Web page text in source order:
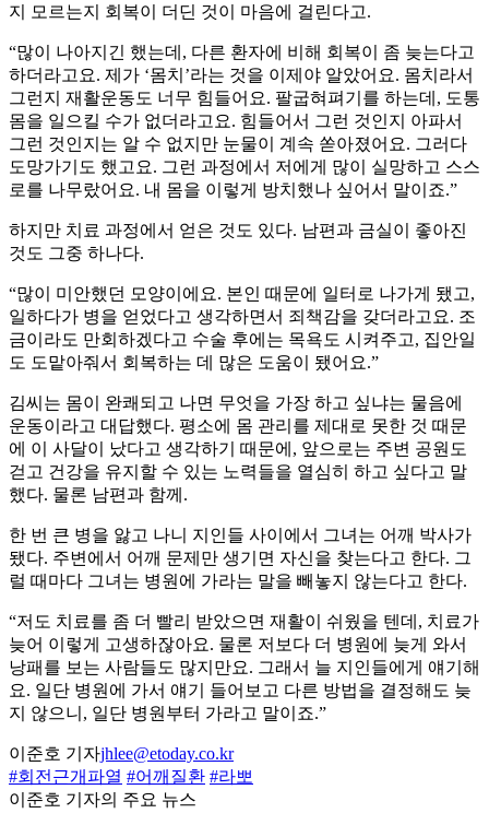
지 모르는지 회복이 더딘 것이 마음에 걸린다고.
“많이 나아지긴 했는데, 다른 환자에 비해 회복이 좀 늦는다고
하더라고요. 제가 ‘몸치’라는 것을 이제야 알았어요. 몸치라서
그런지 재활운동도 너무 힘들어요. 팔굽혀펴기를 하는데, 도통
몸을 일으킬 수가 없더라고요. 힘들어서 그런 것인지 아파서
그런 것인지는 알 수 없지만 눈물이 계속 쏟아졌어요. 그러다
도망가기도 했고요. 그런 과정에서 저에게 많이 실망하고 스스
로를 나무랐어요. 내 몸을 이렇게 방치했나 싶어서 말이죠.”
하지만 치료 과정에서 얻은 것도 있다. 남편과 금실이 좋아진
것도 그중 하나다.
“많이 미안했던 모양이에요. 본인 때문에 일터로 나가게 됐고,
일하다가 병을 얻었다고 생각하면서 죄책감을 갖더라고요. 조
금이라도 만회하겠다고 수술 후에는 목욕도 시켜주고, 집안일
도 도맡아줘서 회복하는 데 많은 도움이 됐어요.”
김씨는 몸이 완쾌되고 나면 무엇을 가장 하고 싶냐는 물음에
운동이라고 대답했다. 평소에 몸 관리를 제대로 못한 것 때문
에 이 사달이 났다고 생각하기 때문에, 앞으로는 주변 공원도
걷고 건강을 유지할 수 있는 노력들을 열심히 하고 싶다고 말
했다. 물론 남편과 함께.
한 번 큰 병을 앓고 나니 지인들 사이에서 그녀는 어깨 박사가
됐다. 주변에서 어깨 문제만 생기면 자신을 찾는다고 한다. 그
럴 때마다 그녀는 병원에 가라는 말을 빼놓지 않는다고 한다.
“저도 치료를 좀 더 빨리 받았으면 재활이 쉬웠을 텐데, 치료가
늦어 이렇게 고생하잖아요. 물론 저보다 더 병원에 늦게 와서
낭패를 보는 사람들도 많지만요. 그래서 늘 지인들에게 얘기해
요. 일단 병원에 가서 얘기 들어보고 다른 방법을 결정해도 늦
지 않으니, 일단 병원부터 가라고 말이죠.”
이준호 기자jhlee@etoday.co.kr
#회전근개파열 #어깨질환 #라뽀
이준호 기자의 주요 뉴스